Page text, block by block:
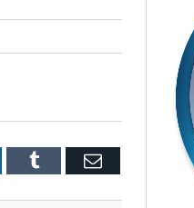
Tumblr Email